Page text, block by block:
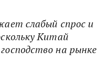
слабый спрос и
Китай
на рынке